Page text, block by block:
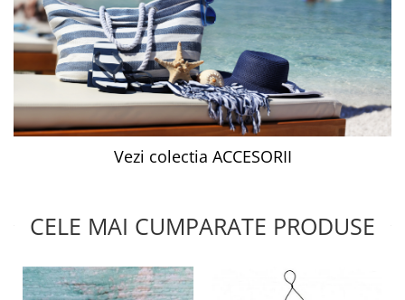
Vezi colectia ACCESORII
CELE MAI CUMPARATE PRODUSE